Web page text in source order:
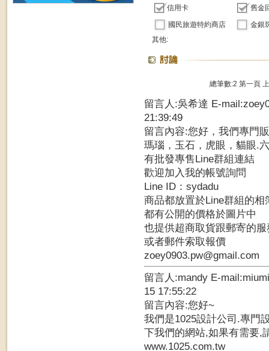
信用卡
舊金
國民旅遊特約商店
金銀
其他:
總筆數:2 第一頁
留言人:吳希達 E-
21:39:49
留言內容:您好，我們專門
瑪瑙，玉石，虎眼，貓眼.
有批發專售Line群組連結
歡迎加入我的帳號詢問
Line ID：sydadu
商品都放置於Line群組的相
都有公開的價格於圖片中
也提供超商取貨跟郵寄的服
或者郵件索取報價
zoey0903.pw@gmail.com
留言人:mandy E-
15 17:55:22
留言內容:您好~
我們是1025設計公司.專門
下我們的網站,如果有需要,
www.1025.com.tw